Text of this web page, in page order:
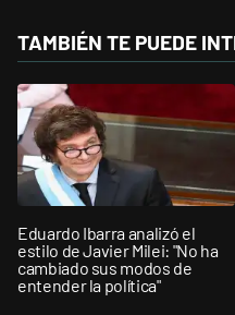
TAMBIÉN TE PUEDE
Eduardo Ibarra analizó el
estilo de Javier Milei: "No ha
cambiado sus modos de
entender la política"